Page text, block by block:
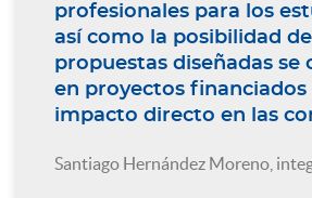
profesionales para los
así como la posibilidad
propuestas diseñadas se
en proyectos financiados
impacto directo en las
Santiago Hernández Moreno,